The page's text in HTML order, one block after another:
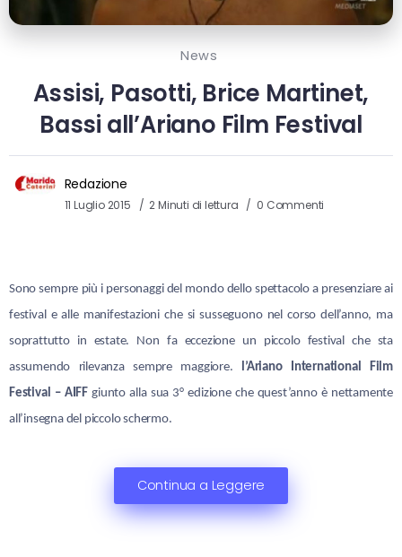
News
Assisi, Pasotti, Brice Martinet,
Bassi all’Ariano Film Festival
Redazione
11 Luglio 2015 2 Minuti di lettura 0 Commenti
Sono sempre più i personaggi del mondo dello spettacolo a presenziare ai
festival e alle manifestazioni che si susseguono nel corso dell’anno, ma
soprattutto in estate. Non fa eccezione un piccolo festival che sta
assumendo rilevanza sempre maggiore. l’Ariano International Film
Festival – AIFF giunto alla sua 3° edizione che quest’anno è nettamente
all’insegna del piccolo schermo.
Continua a Leggere